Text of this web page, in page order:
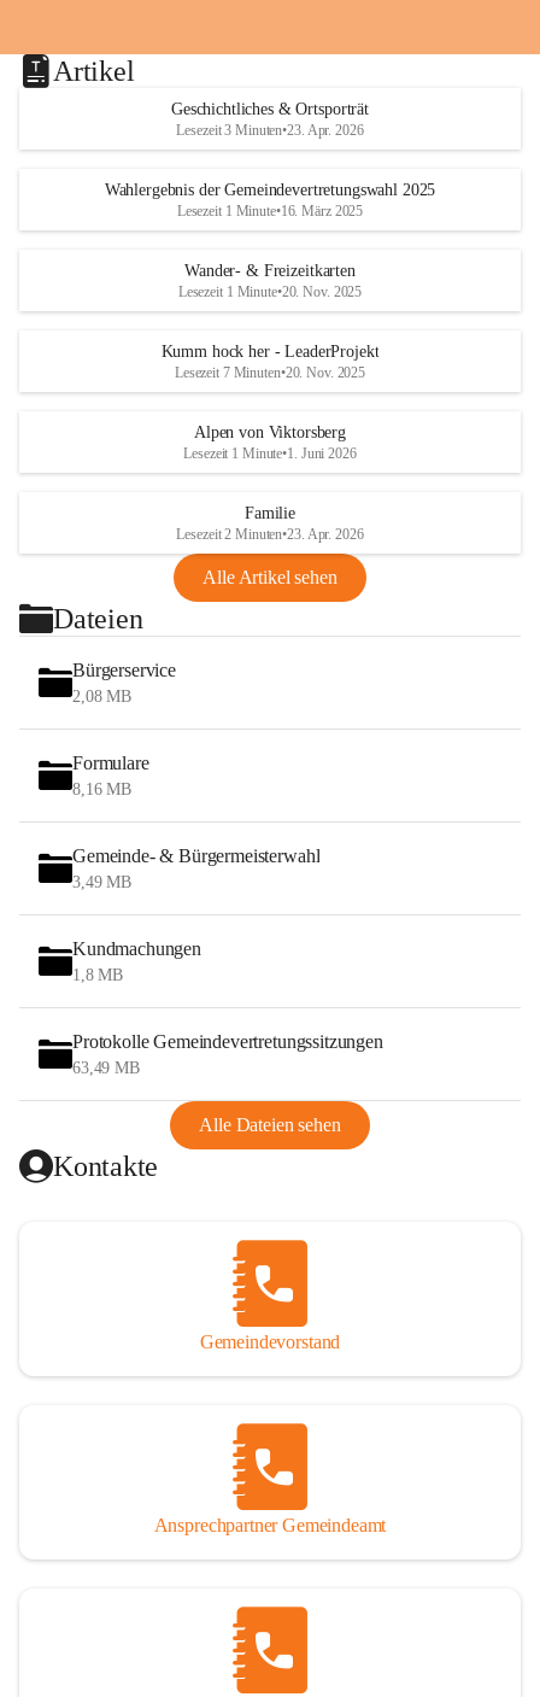
Artikel
Geschichtliches & Ortsporträt
Lesezeit 3 Minuten•23. Apr. 2026
Wahlergebnis der Gemeindevertretungswahl 2025
Lesezeit 1 Minute•16. März 2025
Wander- & Freizeitkarten
Lesezeit 1 Minute•20. Nov. 2025
Kumm hock her - LeaderProjekt
Lesezeit 7 Minuten•20. Nov. 2025
Alpen von Viktorsberg
Lesezeit 1 Minute•1. Juni 2026
Familie
Lesezeit 2 Minuten•23. Apr. 2026
Alle Artikel sehen
Dateien
Bürgerservice
2,08 MB
Formulare
8,16 MB
Gemeinde- & Bürgermeisterwahl
3,49 MB
Kundmachungen
1,8 MB
Protokolle Gemeindevertretungssitzungen
63,49 MB
Alle Dateien sehen
Kontakte
Gemeindevorstand
Ansprechpartner Gemeindeamt